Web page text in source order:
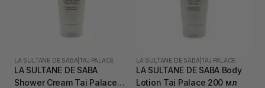
LA SULTANE DE SABA TAJ PALACE
LA SULTANE DE SABA
Shower Cream Taj Palace
LA SULTANE DE SABA TAJ PALACE
LA SULTANE DE SABA Body
Lotion Taj Palace 200 мл